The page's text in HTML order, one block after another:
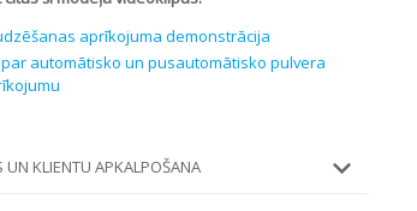
aprīkojuma demonstrācija
automātisko un pusautomātisko pulvera
UN KLIENTU APKALPOŠANA